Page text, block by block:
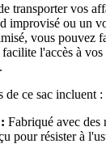
transporter vos
improvisé ou un
vous pouvez
l'accès à vos
de ce sac incluent :
Fabriqué avec des
pour résister à